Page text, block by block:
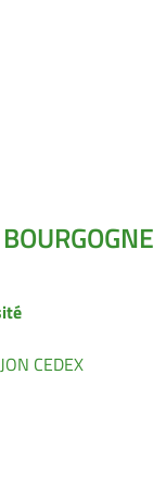
CEDEX